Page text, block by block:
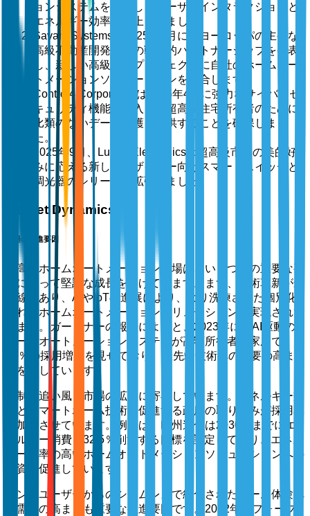
ョンシステムを発表し、ユーザーインタラクションと
エネルギー効率を向上させました。
Savant Systemsは2025年6月に、ヨーロッパの主要な
高級不動産開発者との戦略的パートナーシップを発表
し、新しい高級住宅プロジェクトに自社のホームオー
トメーションソリューションを統合します。
Control4 Corporationは2025年4月に強力なサイバーセ
キュリティ機能を導入し、超高級住宅所有者のために
比類のないデータ保護を提供することを確保しまし
た。
2025年9月、Lutron Electronicsは超高級市場の美的好
みに応える新しいデザイナー向けスマートスイッチと
調光器のシリーズを拡張しました。
Market Dynamics
市場の推進要因
超高級ホームオートメーション市場は、いくつかの重要な要
因によって堅調な成長を遂げています。まず、技術革新が最
前線にあり、AIやIoTの進展により、より洗練された個別化
されたホームオートメーションソリューションが実現されて
います。ガートナーの報告によると、2023年にはAI駆動の
ホームオートメーションシステムが高額所得者の家庭で
45％の採用増加を見せており、最先端技術への需要の高ま
りを示しています。
規制の追い風も市場の拡大に寄与しています。エネルギー効
率とスマートホーム技術を促進する政府の取り組みが採用率
を加速させています。例えば、欧州連合は2030年までにエ
ネルギー消費を32.5％削減する目標を設定しており、エネル
ギー効率の高いホームオートメーションソリューションへの
投資を促進しています。
エンドユーザーからのシームレスで統合されたホーム体験へ
の需要の高まりも重要な推進要因です。2022年のフォーブ